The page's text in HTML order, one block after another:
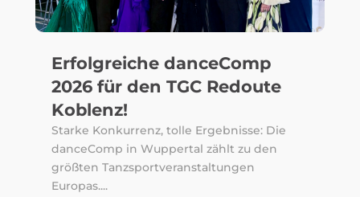
Erfolgreiche danceComp
2026 für den TGC Redoute
Koblenz!
Starke Konkurrenz, tolle Ergebnisse: Die
danceComp in Wuppertal zählt zu den
größten Tanzsportveranstaltungen
Europas....